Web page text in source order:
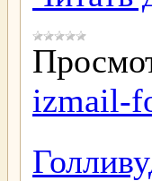
izmail-